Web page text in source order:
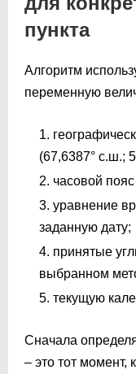
пункта
Алгоритм
переменную
(67,6387° с.ш.;
часовой
уравнение
заданную дату;
принятые
выбранном
текущую
Сначала
– это тот момент,